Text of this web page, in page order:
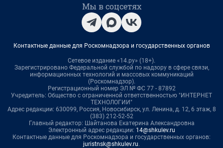
Мы в соцсетях
Контактные данные для Роскомнадзора и государственных органов
Сетевое издание «14.ру» (18+).
Зарегистрировано Федеральной службой по надзору в сфере связи,
информационных технологий и массовых коммуникаций
(Роскомнадзор).
Регистрационный номер ЭЛ № ФС 77 - 87892
Учредитель: Общество с ограниченной ответственностью "ИНТЕРНЕТ
ТЕХНОЛОГИИ"
Адрес редакции: 630099, Россия, Новосибирск, ул. Ленина, д. 12, 6 этаж, 8
(383) 212-52-52
Главный редактор: Шайтанова Екатерина Александровна
Электронный адрес редакции: 14@shkulev.ru
Контактные данные для Роскомнадзора и государственных органов:
juristnsk@shkulev.ru.